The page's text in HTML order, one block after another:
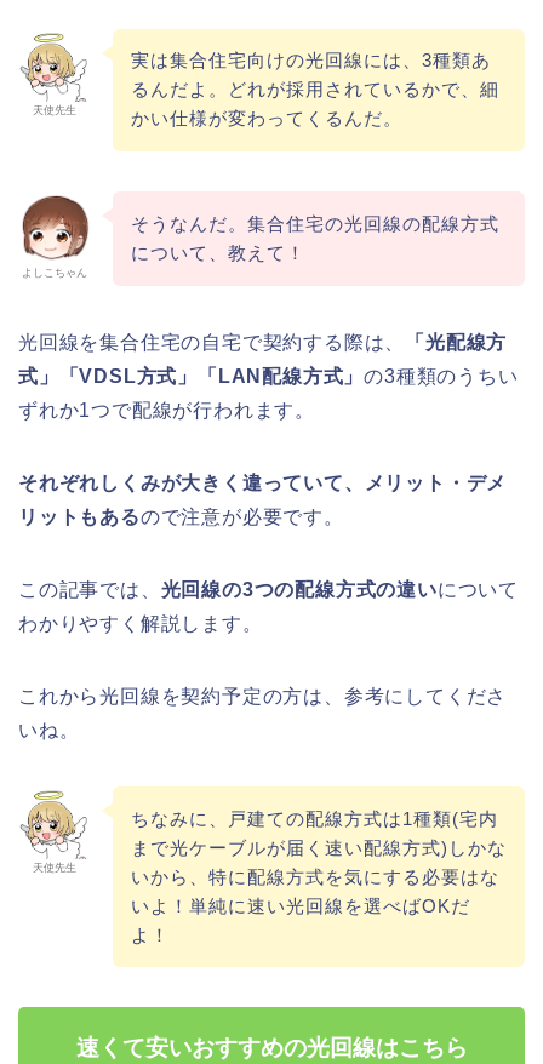
天使先生
実は集合住宅向けの光回線には、3種類あ
るんだよ。どれが採用されているかで、細
かい仕様が変わってくるんだ。
よしこちゃん
そうなんだ。集合住宅の光回線の配線方式
について、教えて！
光回線を集合住宅の自宅で契約する際は、
「光配線方
式」「VDSL方式」「LAN配線方式」の3種類のうちい
ずれか1つで配線が行われます。
それぞれしくみが大きく違っていて、メリット・デメ
リットもあるので注意が必要です。
この記事では、 光回線の3つの配線方式の違いについて
わかりやすく解説します。
これから光回線を契約予定の方は、参考にしてくださ
いね。
天使先生
ちなみに、戸建ての配線方式は1種類(宅内
まで光ケーブルが届く速い配線方式)しかな
いから、特に配線方式を気にする必要はな
いよ！単純に速い光回線を選べばOKだ
よ！
速くて安いおすすめの光回線はこちら